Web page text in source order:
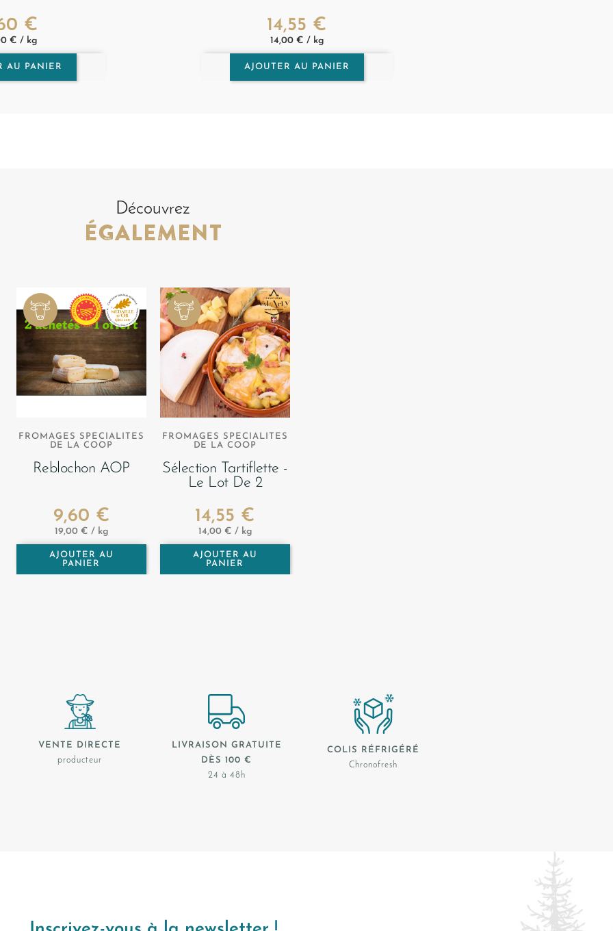
€
€ / kg
AU PANIER
Prix
14,55 €
14,00 € / kg
AJOUTER AU PANIER
Découvrez
ÉGALEMENT
FROMAGES SPECIALITES
DE LA COOP
Reblochon AOP
Prix
9,60 €
19,00 € / kg
AJOUTER AU
PANIER
FROMAGES SPECIALITES
DE LA COOP
Sélection Tartiflette -
Le Lot De 2
Prix
14,55 €
14,00 € / kg
AJOUTER AU
PANIER
VENTE DIRECTE
producteur
LIVRAISON GRATUITE
DÈS 100 €
24 à 48h
COLIS RÉFRIGÉRÉ
Chronofresh